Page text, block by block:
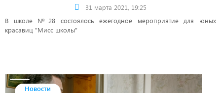
31 марта 2021, 19:25
В школе №28 состоялось ежегодное мероприятие для юных
красавиц "Мисс школы"
Новости